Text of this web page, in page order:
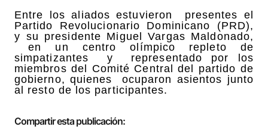
Entre los aliados estuvieron presentes el
Partido Revolucionario Dominicano (PRD),
y su presidente Miguel Vargas Maldonado,
en un centro olímpico repleto de
simpatizantes y representado por los
miembros del Comité Central del partido de
gobierno, quienes ocuparon asientos junto
al resto de los participantes.
Compartir esta publicación: